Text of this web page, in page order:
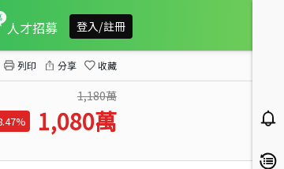
人才招募 登入/註冊
列印 分享 收藏
1,180萬
1,080萬